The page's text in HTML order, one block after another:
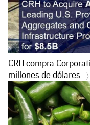
CRH compra
millones de dólares